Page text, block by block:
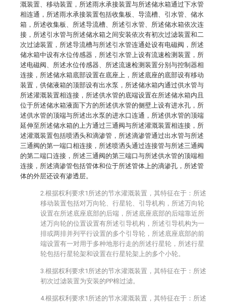
溉装置、移动装置，所述雨水承接装置与所述储水箱通过下水管
相连通，所述雨水承接装置包括收集板、导流槽、引水管、储水
箱，所述收集板、所述导流槽、所述引水管、所述储水箱依次连
接，所述引水管与所述储水箱之间安装依次有初次过滤装置和二
次过滤装置，所述导流槽与所述引水管连通处设有电磁阀，所述
储水箱中设有水位传感器，所述引水管上设有流速检测装置，所
述电磁阀、所述水位传感器、所述流速检测装置分别与控制器相
连接，所述储水箱底部设置在底座上，所述底座的底部设有移动
装置，供储液箱的顶部设有出水泵，所述储水箱内通过供水管与
所述灌溉装置相连接，所述供水管的底端设置在所述储水箱内且
位于所述储水箱液面下方的所述供水管的侧壁上设有进水孔，所
述供水管的顶端与所述出水泵的进水口连通，所述供水管的顶端
延伸至所述储水箱的上方通过三通阀与所述灌溉装置相连接，所
述灌溉装置包括喷洒头和滴渗管，所述滴渗管通过出水管与所述
三通阀的第一端口相连接，所述喷洒头通过连接管与所述三通阀
的第二端口连接，所述三通阀的第三端口与所述供水管的顶端相
连接，所述滴渗管包括管体和位于所述管体上的滴渗孔，所述管
体的外层还设有渗透层。
2.根据权利要求1所述的节水灌溉装置，其特征在于：所述
移动装置包括对万向轮、行星轮、引导机构，所述万向轮
设置在所述底座底部的后端，所述底座底部的后端靠近所
述万向轮的位置设置有所述引导机构，所述引导机构为一
排或两排并列平行设置的多个引导轮，所述底座底部的前
端设置有一对用于多种地形行走的所述行星轮，所述行星
轮包括行星轮架和设置在行星轮架上的多个小轮。
3.根据权利要求1所述的节水灌溉装置，其特征在于：所述
初次过滤装置为安装的PP棉过滤。
4.根据权利要求1所述的节水灌溉装置，其特征在于：所述